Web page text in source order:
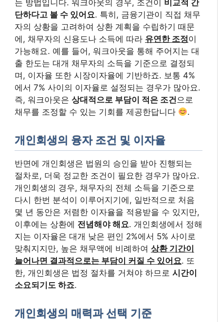
는 방법입니다. 워크아웃의 경우, 조건이 비교적 간
단하다고 볼 수 있어요. 특히, 금융기관이 직접 채무
자의 상황을 고려하여 상환 계획을 수립하기 때문
에, 채무자의 신용도나 소득에 따라 유연한 조정이
가능해요. 예를 들어, 워크아웃을 통해 주어지는 대
출 한도는 대개 채무자의 소득을 기준으로 결정되
며, 이자율 또한 시장이자율에 기반하죠. 보통 4%
에서 7% 사이의 이자율로 설정되는 경우가 많아요.
즉, 워크아웃은 상대적으로 부담이 적은 조건으로
채무를 조정할 수 있는 기회를 제공한답니다
.
개인회생의 융자 조건 및 이자율
반면에 개인회생은 법원의 승인을 받아 진행되는
절차로, 더욱 정교한 조건이 필요한 경우가 많아요.
개인회생의 경우, 채무자의 전체 소득을 기준으로
다시 한번 분석이 이루어지기에, 일반적으로 처음
몇 년 동안은 저렴한 이자율을 적용받을 수 있지만,
이후에는 상환에 전념해야 해요. 개인회생에서 정해
지는 이자율은 대개 낮은 편인 2%에서 5% 사이로
맞춰지지만, 높은 채무액에 비례하여 상환 기간이
늘어나면 결과적으로는 부담이 커질 수 있어요. 또
한, 개인회생은 법정 절차를 거쳐야 하므로 시간이
소요되기도 하죠.
개인회생의 매력과 선택 기준